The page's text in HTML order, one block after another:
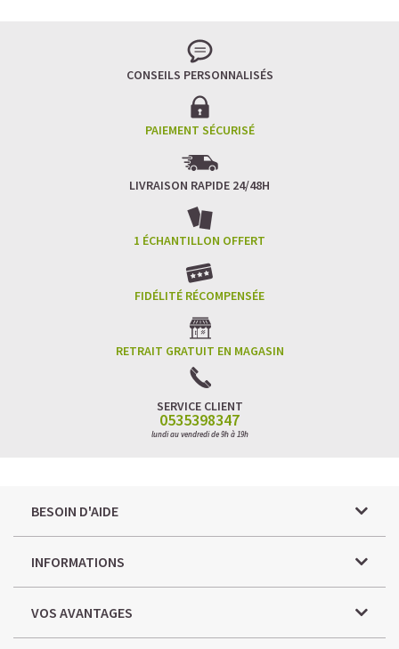
CONSEILS PERSONNALISÉS
PAIEMENT SÉCURISÉ
LIVRAISON RAPIDE 24/48H
1 ÉCHANTILLON OFFERT
FIDÉLITÉ RÉCOMPENSÉE
RETRAIT GRATUIT EN MAGASIN
SERVICE CLIENT
0535398347
lundi au vendredi de 9h à 19h
BESOIN D'AIDE
INFORMATIONS
VOS AVANTAGES